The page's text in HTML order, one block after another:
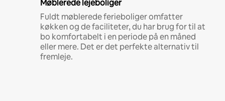
Møblerede lejeboliger
Fuldt møblerede ferieboliger omfatter
køkken og de faciliteter, du har brug for til at
bo komfortabelt i en periode på en måned
eller mere. Det er det perfekte alternativ til
fremleje.